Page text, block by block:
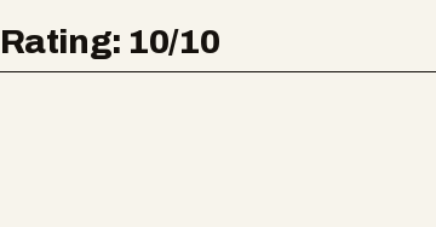
Rating: 10/10